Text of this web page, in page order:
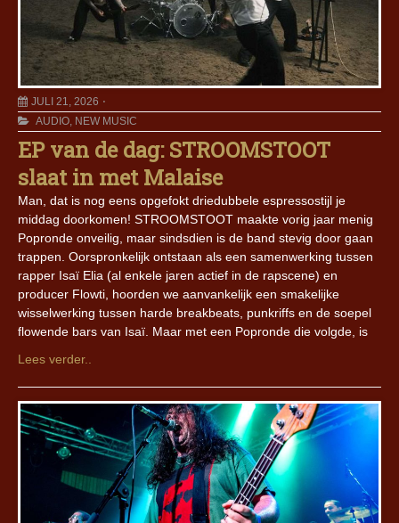
JULI 21, 2026
AUDIO, NEW MUSIC
EP van de dag: STROOMSTOOT
slaat in met Malaise
Man, dat is nog eens opgefokt driedubbele espressostijl je
middag doorkomen! STROOMSTOOT maakte vorig jaar menig
Popronde onveilig, maar sindsdien is de band stevig door gaan
trappen. Oorspronkelijk ontstaan als een samenwerking tussen
rapper Isaï Elia (al enkele jaren actief in de rapscene) en
producer Flowti, hoorden we aanvankelijk een smakelijke
wisselwerking tussen harde breakbeats, punkriffs en de soepel
flowende bars van Isaï. Maar met een Popronde die volgde, is
Lees verder..